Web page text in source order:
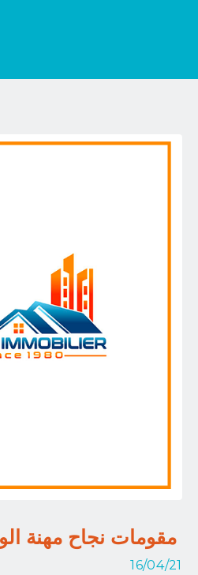
مقومات نجاح مهنة
16/04/21